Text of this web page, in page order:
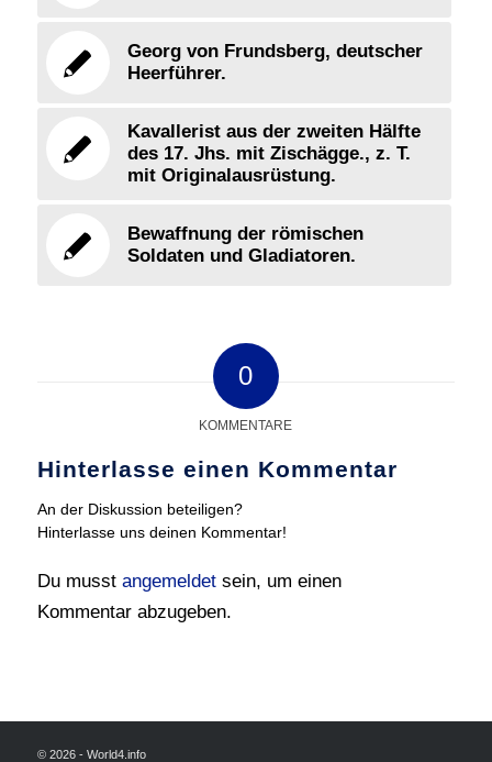
Georg von Frundsberg, deutscher
Heerführer.
Kavallerist aus der zweiten Hälfte
des 17. Jhs. mit Zischägge., z. T.
mit Originalausrüstung.
Bewaffnung der römischen
Soldaten und Gladiatoren.
0
KOMMENTARE
Hinterlasse einen Kommentar
An der Diskussion beteiligen?
Hinterlasse uns deinen Kommentar!
Du musst angemeldetsein, um einen
Kommentar abzugeben.
© 2026 - World4.info